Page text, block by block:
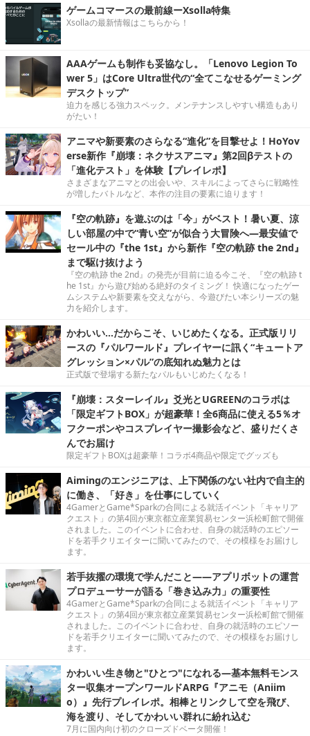
ゲームコマースの最前線ーXsolla特集
Xsollaの最新情報はこちらから！
AAAゲームも制作も妥協なし。「Lenovo Legion To
wer 5」はCore Ultra世代の“全てこなせるゲーミング
デスクトップ”
迫力を感じる強力スペック。メンテナンスしやすい構造もあり
がたい！
アニマや新要素のさらなる“進化”を目撃せよ！HoYov
erse新作『崩壊：ネクサスアニマ』第2回βテストの
「進化テスト」を体験【プレイレポ】
さまざまなアニマとの出会いや、スキルによってさらに戦略性
が増したバトルなど、本作の注目の要素に迫ります！
『空の軌跡』を遊ぶのは「今」がベスト！暑い夏、涼
しい部屋の中で“青い空”が似合う大冒険へ―最安値で
セール中の『the 1st』から新作『空の軌跡 the 2nd』
まで駆け抜けよう
『空の軌跡 the 2nd』の発売が目前に迫る今こそ、『空の軌跡 t
he 1st』から遊び始める絶好のタイミング！ 快適になったゲー
ムシステムや新要素を交えながら、今遊びたい本シリーズの魅
力を紹介します。
かわいい…だからこそ、いじめたくなる。正式版リリ
ースの『パルワールド』プレイヤーに訊く“キュートア
グレッション×パル”の底知れぬ魅力とは
正式版で登場する新たなパルもいじめたくなる！
『崩壊：スターレイル』爻光とUGREENのコラボは
「限定ギフトBOX」が超豪華！全6商品に使える5％オ
フクーポンやコスプレイヤー撮影会など、盛りだくさ
んでお届け
限定ギフトBOXは超豪華！コラボ4商品や限定でグッズも
Aimingのエンジニアは、上下関係のない社内で自主的
に働き、「好き」を仕事にしていく
4GamerとGame*Sparkの合同による就活イベント「キャリア
クエスト」の第4回が東京都立産業貿易センター浜松町館で開催
されました。このイベントに合わせ、自身の就活時のエピソー
ドを若手クリエイターに聞いてみたので、その模様をお届けし
ます。
若手抜擢の環境で学んだこと――アプリボットの運営
プロデューサーが語る「巻き込み力」の重要性
4GamerとGame*Sparkの合同による就活イベント「キャリア
クエスト」の第4回が東京都立産業貿易センター浜松町館で開催
されました。このイベントに合わせ、自身の就活時のエピソー
ドを若手クリエイターに聞いてみたので、その模様をお届けし
ます。
かわいい生き物と"ひとつ"になれる―基本無料モンス
ター収集オープンワールドARPG『アニモ（Aniim
o）』先行プレイレポ。相棒とリンクして空を飛び、
海を渡り、そしてかわいい群れに紛れ込む
7月に国内向け初のクローズドベータ開催！